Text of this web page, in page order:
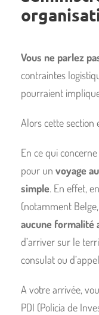
Vous ne parlez
contraintes
pourraient
Alors cette section
En ce qui
pour un voyage
simple. En effet,
(notamment
aucune formalité
d’arriver sur le
consulat ou
A votre arrivée,
PDI (Policia de